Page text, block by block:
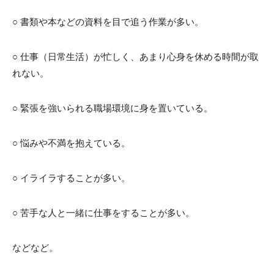
○ 書類や本などの資料を目で追う作業が多い。
○ 仕事（日常生活）が忙しく、あまり心身を休める時間が取
れない。
○ 緊張を強いられる職場環境に身を置いている。
○ 悩みや不満を抱えている。
○ イライラすることが多い。
○ 苦手な人と一緒に仕事をすることが多い。
などなど。